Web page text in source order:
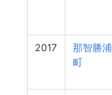
2017
那智勝浦
町